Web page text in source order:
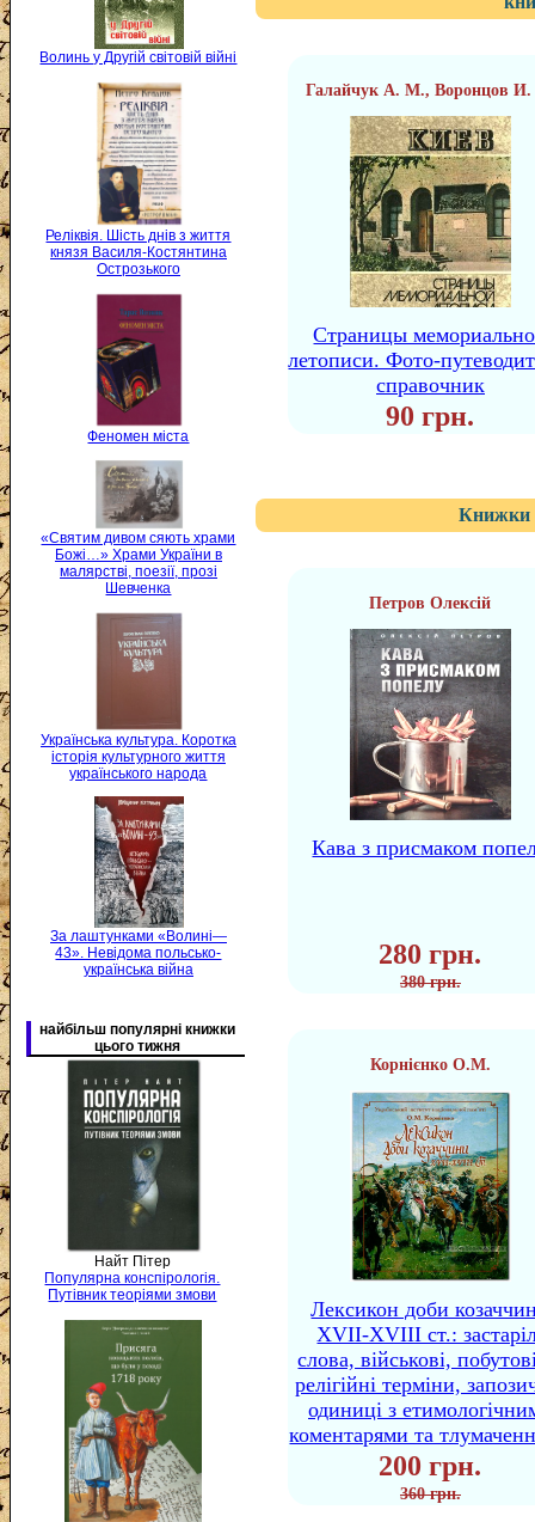
Волинь у Другій світовій війні
Реліквія. Шість днів з життя
князя Василя-Костянтина
Острозького
Феномен міста
«Святим дивом сяють храми
Божі…» Храми України в
малярстві, поезії, прозі
Шевченка
Українська культура. Коротка
історія культурного життя
українського народа
За лаштунками «Волині—
43». Невідома польсько-
українська війна
найбільш популярні книжки
цього тижня
Найт Пітер
Популярна конспірологія.
Путівник теоріями змови
Галайчук А. М., Воронцов
Страницы
летописи. Фото-
справочник
90 грн.
Книжки
Петров Олексій
Кава з присмаком
280 грн.
380 грн.
Корнієнко О.М.
Лексикон доби
XVII-XVIII ст.:
слова, військові,
релігійні терміни,
одиниці з
коментарями та
200 грн.
360 грн.